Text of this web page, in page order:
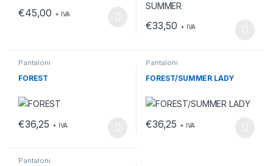
€45,00 + IVA
Questo prodotto ha più varianti. Le opzioni possono essere
€33,50 + IVA
Pantaloni
FOREST
€36,25 + IVA
Pantaloni
FOREST/SUMMER LADY
€36,25 + IVA
Pantaloni